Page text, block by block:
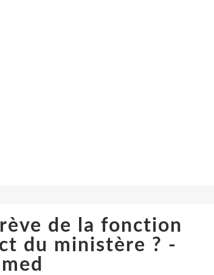
de la fonction
du ministère ? -